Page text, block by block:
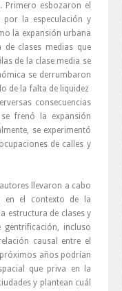
Primero esbozaron el
la especulación y
la expansión urbana
clases medias que
de la clase media se
se derrumbaron
de la falta de liquidez
consecuencias
frenó la expansión
se experimentó
de calles y
llevaron a cabo
en el contexto de la
estructura de clases y
incluso
causal entre el
años podrían
que priva en la
y plantean cuál